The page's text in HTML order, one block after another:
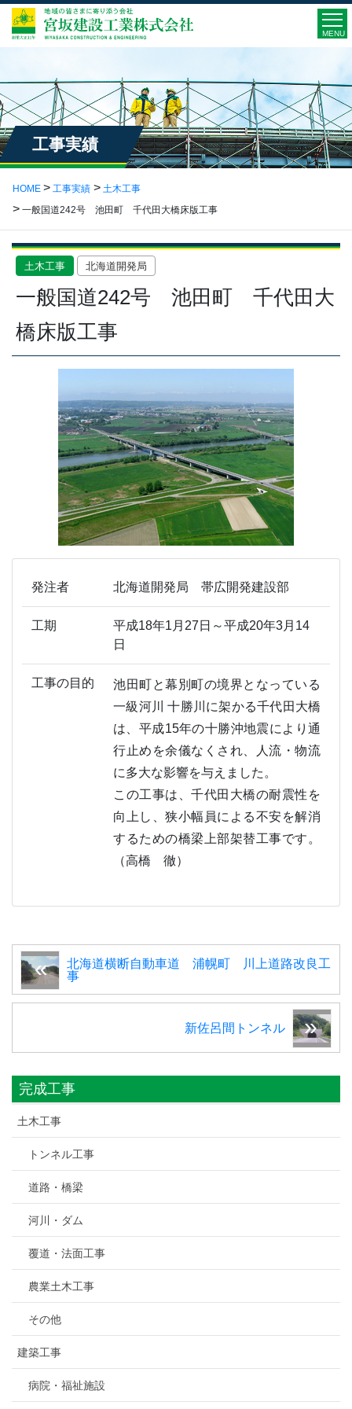
MENU
工事実績
HOME 工事実績
土木工事
一般国道242号 池田町 千代田大橋床版工事
土木工事 北海道開発局
一般国道242号 池田町 千代田大
橋床版工事
発注者 北海道開発局 帯広開発建設部
工期
平成18年1月27日～平成20年3月14
日
工事の目的
池田町と幕別町の境界となっている
一級河川 十勝川に架かる千代田大橋
は、平成15年の十勝沖地震により通
行止めを余儀なくされ、人流・物流
に多大な影響を与えました。
この工事は、千代田大橋の耐震性を
向上し、狭小幅員による不安を解消
するための橋梁上部架替工事です。
（高橋 徹）
北海道横断自動車道 浦幌町 川上道路改良工
事
新佐呂間トンネル
完成工事
土木工事
トンネル工事
道路・橋梁
河川・ダム
覆道・法面工事
農業土木工事
その他
建築工事
病院・福祉施設